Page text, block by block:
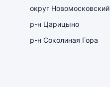
округ Новомосковский
р-н Царицыно
р-н Соколиная Гора